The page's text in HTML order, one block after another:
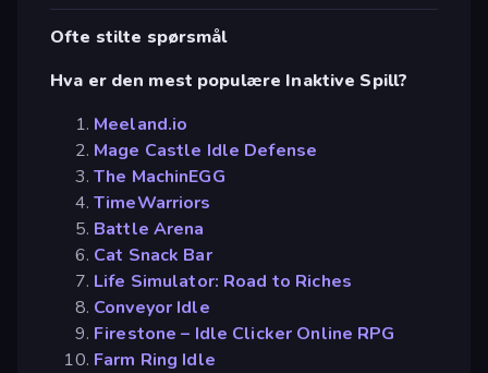
Ofte stilte spørsmål
Hva er den mest populære Inaktive Spill?
Meeland.io
Mage Castle Idle Defense
The MachinEGG
TimeWarriors
Battle Arena
Cat Snack Bar
Life Simulator: Road to Riches
Conveyor Idle
Firestone – Idle Clicker Online RPG
Farm Ring Idle